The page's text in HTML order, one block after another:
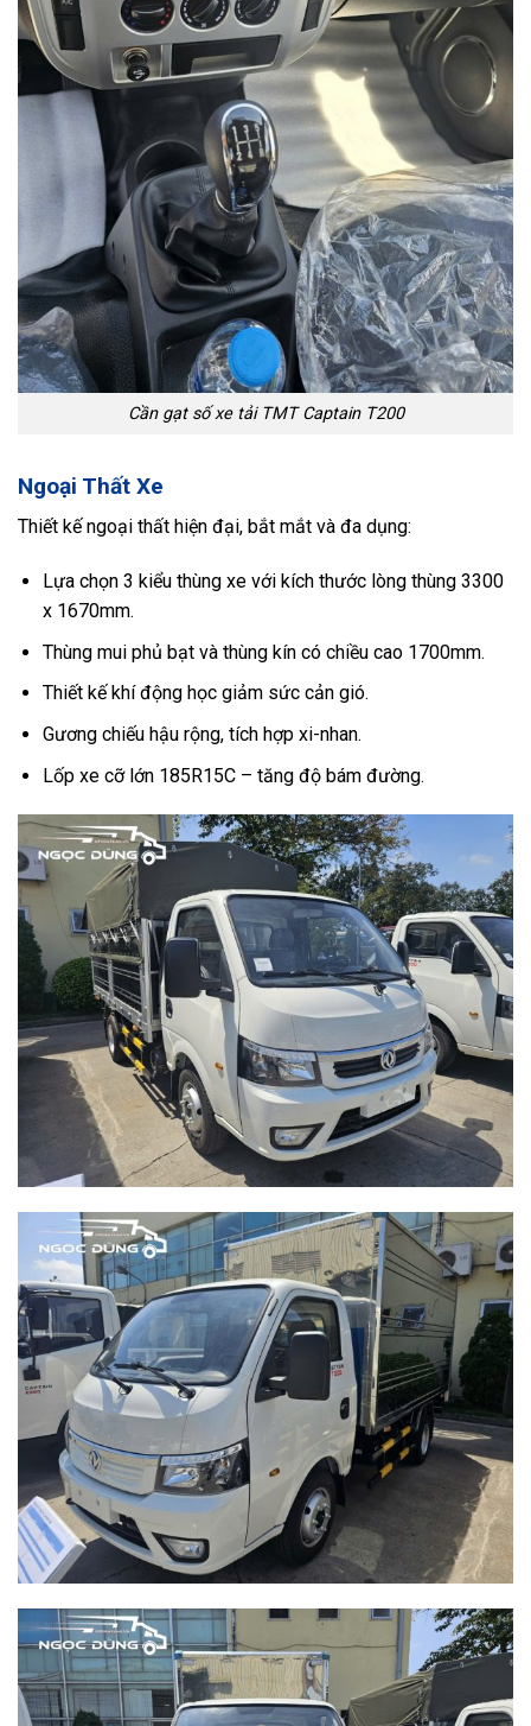
Cần gạt số xe tải TMT Captain T200
Ngoại Thất Xe
Thiết kế ngoại thất hiện đại, bắt mắt và đa dụng:
Lựa chọn 3 kiểu thùng xe với kích thước lòng thùng 3300
x 1670mm.
Thùng mui phủ bạt và thùng kín có chiều cao 1700mm.
Thiết kế khí động học giảm sức cản gió.
Gương chiếu hậu rộng, tích hợp xi-nhan.
Lốp xe cỡ lớn 185R15C – tăng độ bám đường.